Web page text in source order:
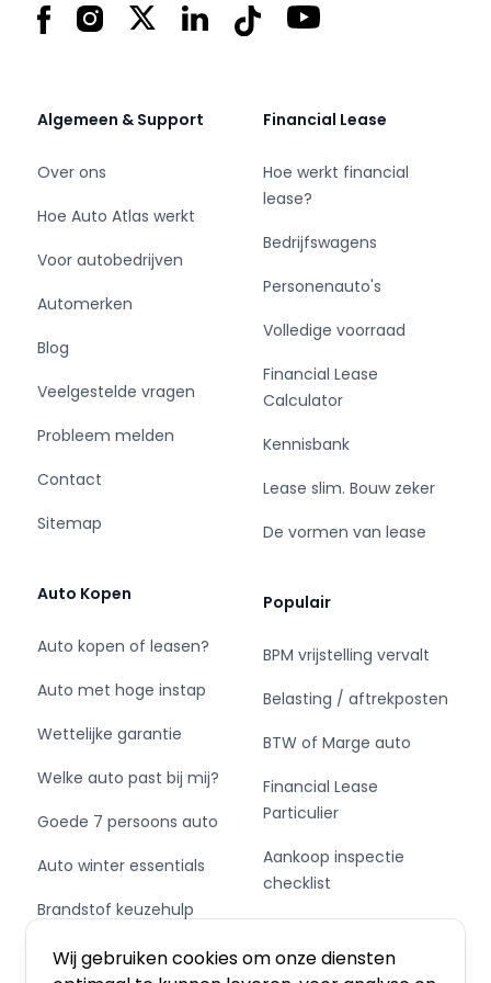
Wij gebruiken cookies om onze diensten
zondag:12:00 tot 17:00
Adres:
4203 NJ Gorinchem
www.cd-cars.nl
FacebookInstagram
X LinkedInTiktok YouTube
Algemeen & Support
Over ons
Hoe Auto Atlas werkt
Voor autobedrijven
Automerken
Blog
Veelgestelde vragen
Probleem melden
Contact
Sitemap
Auto Kopen
Auto kopen of leasen?
Auto met hoge instap
Wettelijke garantie
Welke auto past bij mij?
Goede 7 persoons auto
Auto winter essentials
Brandstof keuzehulp
Schakel of automaat?
Financial Lease
Hoe werkt financial
lease?
Bedrijfswagens
Personenauto's
Volledige voorraad
Financial Lease
Calculator
Kennisbank
Lease slim. Bouw zeker
De vormen van lease
Populair
BPM vrijstelling vervalt
Belasting / aftrekposten
BTW of Marge auto
Financial Lease
Particulier
Aankoop inspectie
checklist
Private Leasen,
Financieren of Kopen?